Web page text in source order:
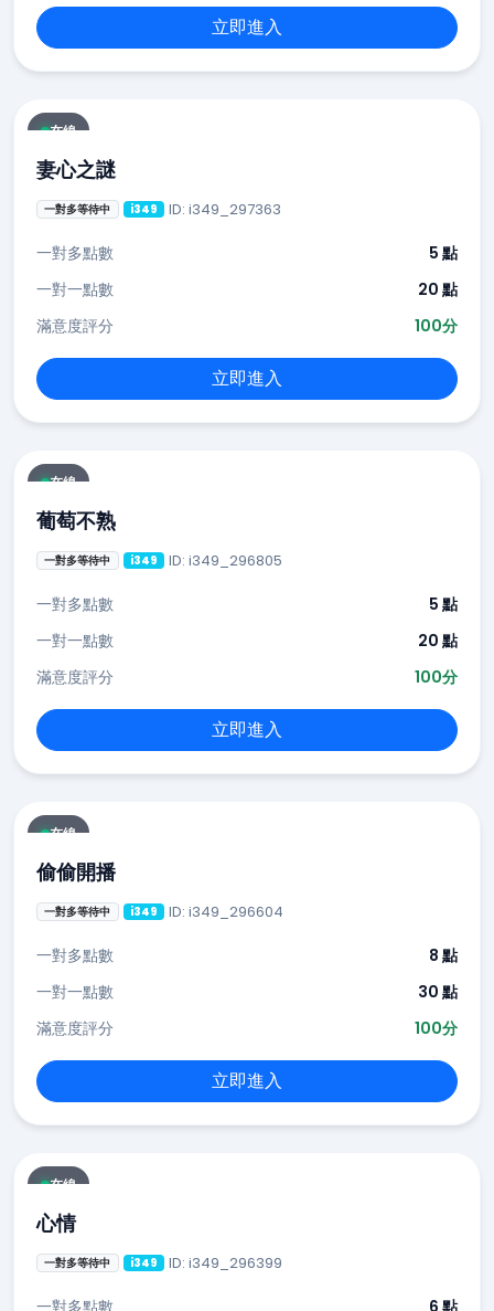
立即進入
在線
妻心之謎
一對多等待中 i349 ID: i349_297363
一對多點數
5 點
一對一點數
20 點
滿意度評分
100分
立即進入
在線
葡萄不熟
一對多等待中 i349 ID: i349_296805
一對多點數
5 點
一對一點數
20 點
滿意度評分
100分
立即進入
在線
偷偷開播
一對多等待中 i349 ID: i349_296604
一對多點數
8 點
一對一點數
30 點
滿意度評分
100分
立即進入
在線
心情
一對多等待中 i349 ID: i349_296399